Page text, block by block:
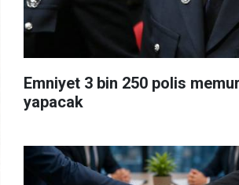
Emniyet 3 bin 250 polis
yapacak